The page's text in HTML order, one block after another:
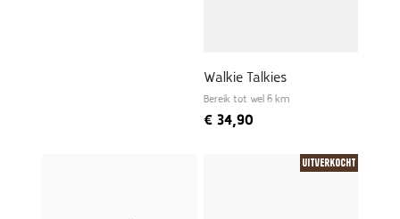
Walkie Talkies
Bereik tot wel 6 km
€34,90
Uitverkocht